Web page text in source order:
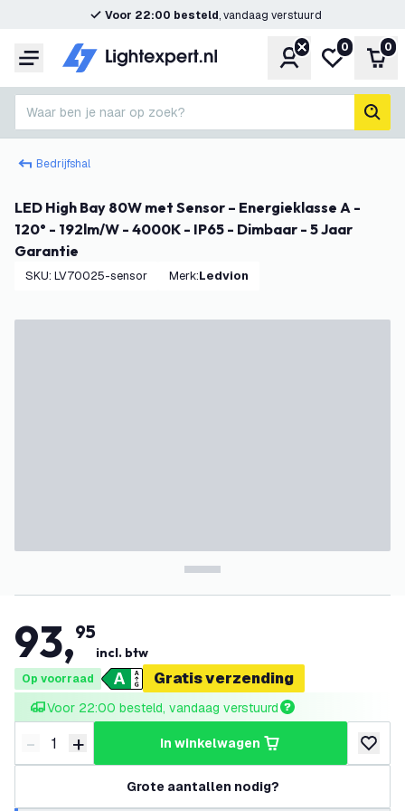
Voor 22:00 besteld, vandaag verstuurd
Menu Account
Mijn
0 0
Waar ben je naar op zoek?
Bedrijfshal
LED High Bay 80W met Sensor – Energieklasse A -
120° - 192lm/W - 4000K - IP65 - Dimbaar - 5 Jaar
Garantie
SKU: LV70025-sensor Merk: Ledvion
93,95
incl. btw
Op voorraad Gratis verzending
Voor 22:00 besteld, vandaag verstuurd
Verminder hoeveelheid
- Verhoog hoeveelheid
+ in winkelwagen
Grote aantallen nodig?